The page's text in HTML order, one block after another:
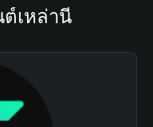
เหล่านี้